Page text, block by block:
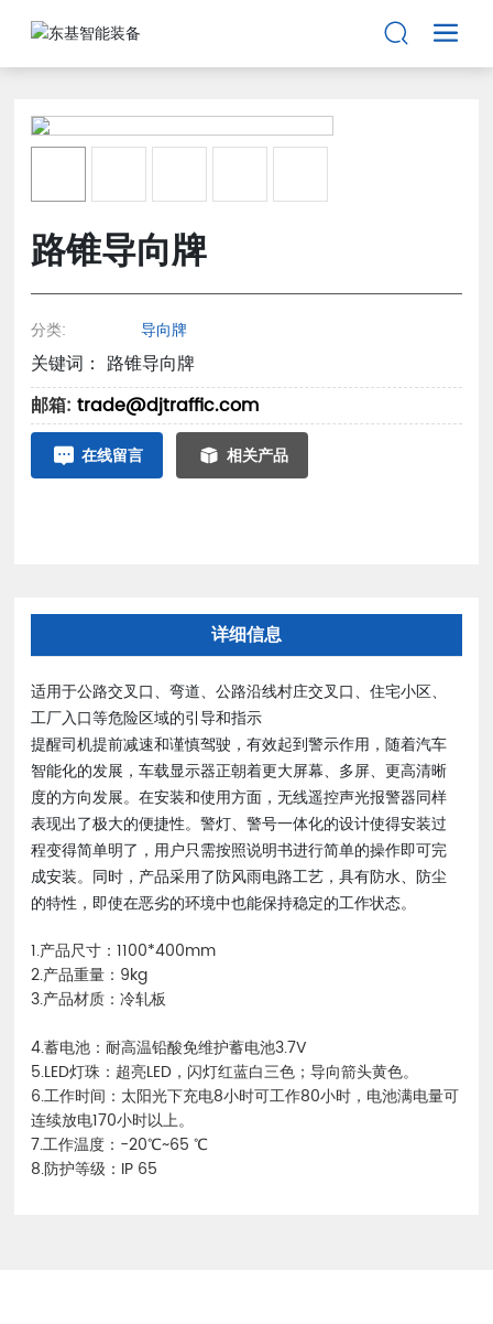
路锥导向牌
分类: 导向牌
关键词： 路锥导向牌
邮箱: trade@djtraffic.com
在线留言 相关产品
详细信息
适用于公路交叉口、弯道、公路沿线村庄交叉口、住宅小区、
工厂入口等危险区域的引导和指示
提醒司机提前减速和谨慎驾驶，有效起到警示作用，随着汽车
智能化的发展，车载显示器正朝着更大屏幕、多屏、更高清晰
度的方向发展。在安装和使用方面，无线遥控声光报警器同样
表现出了极大的便捷性。警灯、警号一体化的设计使得安装过
程变得简单明了，用户只需按照说明书进行简单的操作即可完
成安装。同时，产品采用了防风雨电路工艺，具有防水、防尘
的特性，即使在恶劣的环境中也能保持稳定的工作状态。
1.产品尺寸：1100*400mm
2.产品重量：9kg
3.产品材质：冷轧板
4.蓄电池：耐高温铅酸免维护蓄电池3.7V
5.LED灯珠：超亮LED，闪灯红蓝白三色；导向箭头黄色。
6.工作时间：太阳光下充电8小时可工作80小时，电池满电量可
连续放电170小时以上。
7.工作温度：-20℃~65 ℃
8.防护等级：IP 65